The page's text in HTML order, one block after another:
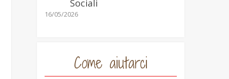
Sociali
16/05/2026
Come aiutarci